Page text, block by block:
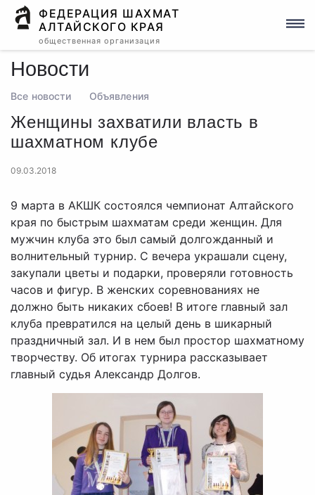
ФЕДЕРАЦИЯ ШАХМАТ
АЛТАЙСКОГО КРАЯ
общественная организация
Новости
Все новости Объявления
Женщины захватили власть в
шахматном клубе
09.03.2018
9 марта в АКШК состоялся чемпионат Алтайского
края по быстрым шахматам среди женщин. Для
мужчин клуба это был самый долгожданный и
волнительный турнир. С вечера украшали сцену,
закупали цветы и подарки, проверяли готовность
часов и фигур. В женских соревнованиях не
должно быть никаких сбоев! В итоге главный зал
клуба превратился на целый день в шикарный
праздничный зал. И в нем был простор шахматному
творчеству. Об итогах турнира рассказывает
главный судья Александр Долгов.